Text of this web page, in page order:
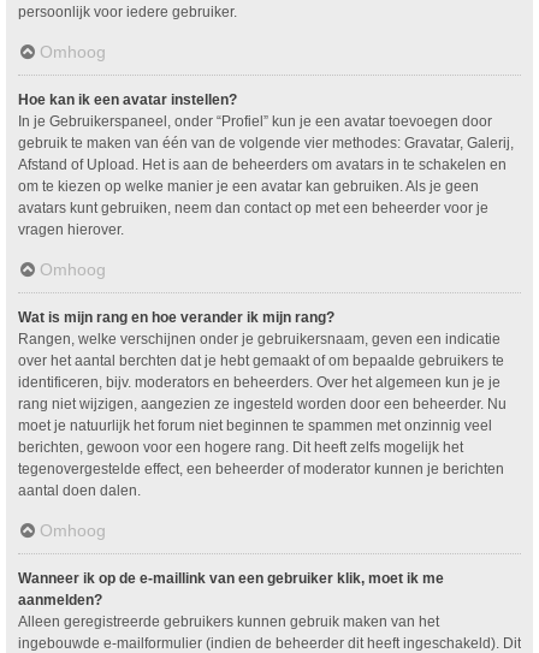
persoonlijk voor iedere gebruiker.
Omhoog
Hoe kan ik een avatar instellen?
In je Gebruikerspaneel, onder “Profiel” kun je een avatar toevoegen door
gebruik te maken van één van de volgende vier methodes: Gravatar, Galerij,
Afstand of Upload. Het is aan de beheerders om avatars in te schakelen en
om te kiezen op welke manier je een avatar kan gebruiken. Als je geen
avatars kunt gebruiken, neem dan contact op met een beheerder voor je
vragen hierover.
Omhoog
Wat is mijn rang en hoe verander ik mijn rang?
Rangen, welke verschijnen onder je gebruikersnaam, geven een indicatie
over het aantal berchten dat je hebt gemaakt of om bepaalde gebruikers te
identificeren, bijv. moderators en beheerders. Over het algemeen kun je je
rang niet wijzigen, aangezien ze ingesteld worden door een beheerder. Nu
moet je natuurlijk het forum niet beginnen te spammen met onzinnig veel
berichten, gewoon voor een hogere rang. Dit heeft zelfs mogelijk het
tegenovergestelde effect, een beheerder of moderator kunnen je berichten
aantal doen dalen.
Omhoog
Wanneer ik op de e-maillink van een gebruiker klik, moet ik me
aanmelden?
Alleen geregistreerde gebruikers kunnen gebruik maken van het
ingebouwde e-mailformulier (indien de beheerder dit heeft ingeschakeld). Dit